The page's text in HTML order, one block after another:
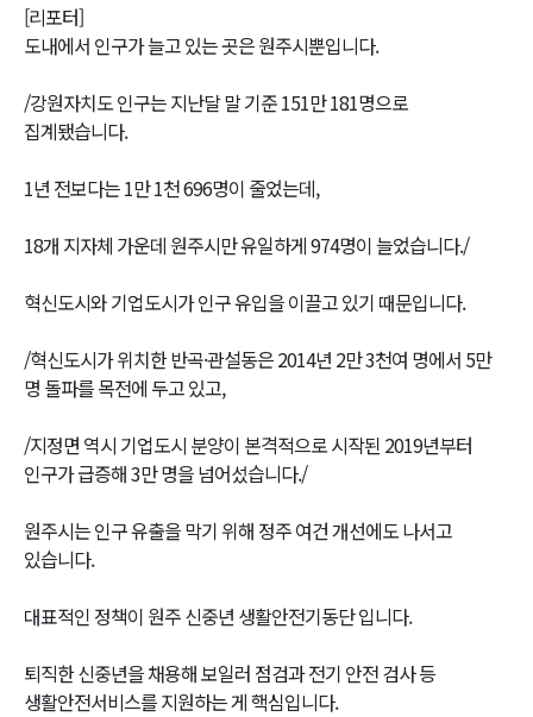
[리포터]
도내에서 인구가 늘고 있는 곳은 원주시뿐입니다.
/강원자치도 인구는 지난달 말 기준 151만 181명으로
집계됐습니다.
1년 전보다는 1만 1천 696명이 줄었는데,
18개 지자체 가운데 원주시만 유일하게 974명이 늘었습니다./
혁신도시와 기업도시가 인구 유입을 이끌고 있기 때문입니다.
/혁신도시가 위치한 반곡·관설동은 2014년 2만 3천여 명에서 5만
명 돌파를 목전에 두고 있고,
/지정면 역시 기업도시 분양이 본격적으로 시작된 2019년부터
인구가 급증해 3만 명을 넘어섰습니다./
원주시는 인구 유출을 막기 위해 정주 여건 개선에도 나서고
있습니다.
대표적인 정책이 원주 신중년 생활안전기동단 입니다.
퇴직한 신중년을 채용해 보일러 점검과 전기 안전 검사 등
생활안전서비스를 지원하는 게 핵심입니다.